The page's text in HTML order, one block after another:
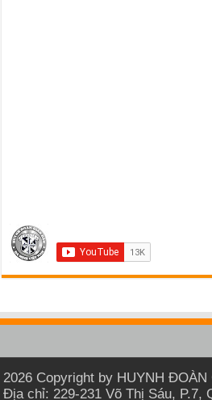
2026 Copyright by HUYNH
Địa chỉ: 229-231 Võ Thị Sáu, P.7,